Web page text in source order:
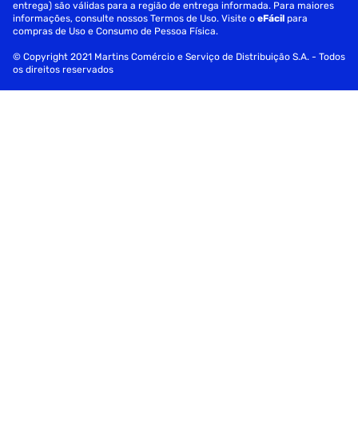
entrega) são válidas para a região de entrega informada. Para maiores
informações, consulte nossos Termos de Uso. Visite oeFácil para
compras de Uso e Consumo de Pessoa Física.
© Copyright 2021 Martins Comércio e Serviço de Distribuição S.A. - Todos
os direitos reservados